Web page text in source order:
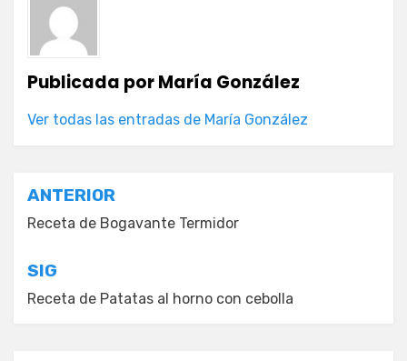
Publicada porMaría González
Ver todas las entradas de María González
Navegación
de
entradas
ANTERIOR
Receta de Bogavante Termidor
SIG
Receta de Patatas al horno con cebolla